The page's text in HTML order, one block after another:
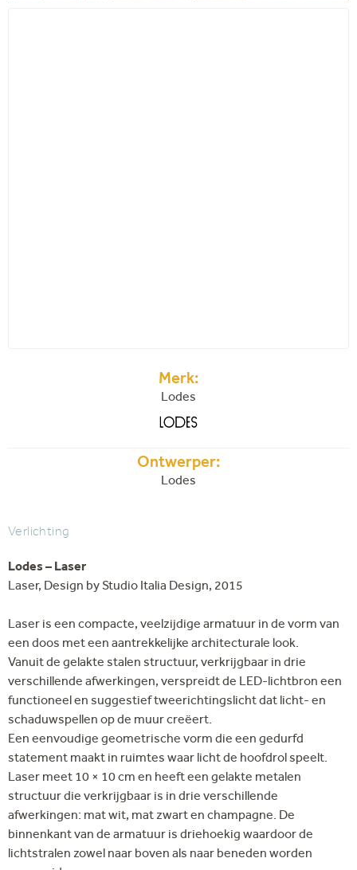
Merk:
Lodes
Ontwerper:
Lodes
Verlichting
Lodes – Laser
Laser, Design by Studio Italia Design, 2015
Laser is een compacte, veelzijdige armatuur in de vorm van
een doos met een aantrekkelijke architecturale look.
Vanuit de gelakte stalen structuur, verkrijgbaar in drie
verschillende afwerkingen, verspreidt de LED-lichtbron een
functioneel en suggestief tweerichtingslicht dat licht- en
schaduwspellen op de muur creëert.
Een eenvoudige geometrische vorm die een gedurfd
statement maakt in ruimtes waar licht de hoofdrol speelt.
Laser meet 10 × 10 cm en heeft een gelakte metalen
structuur die verkrijgbaar is in drie verschillende
afwerkingen: mat wit, mat zwart en champagne. De
binnenkant van de armatuur is driehoekig waardoor de
lichtstralen zowel naar boven als naar beneden worden